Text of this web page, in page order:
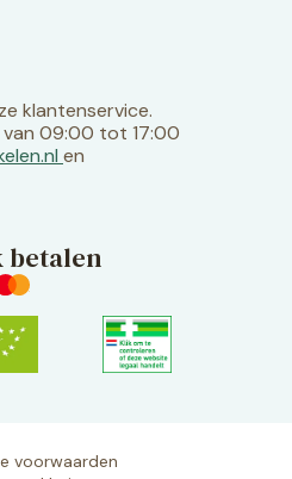
klantenservice.
van 09:00 tot 17:00
en
betalen
voorwaarden